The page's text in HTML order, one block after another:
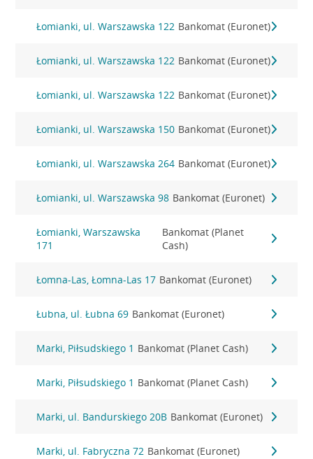
Łomianki, ul. Warszawska 122 Bankomat (Euronet)
Łomianki, ul. Warszawska 122 Bankomat (Euronet)
Łomianki, ul. Warszawska 122 Bankomat (Euronet)
Łomianki, ul. Warszawska 150 Bankomat (Euronet)
Łomianki, ul. Warszawska 264 Bankomat (Euronet)
Łomianki, ul. Warszawska 98 Bankomat (Euronet)
Łomianki, Warszawska
171
Bankomat (Planet
Cash)
Łomna-Las, Łomna-Las 17 Bankomat (Euronet)
Łubna, ul. Łubna 69 Bankomat (Euronet)
Marki, Piłsudskiego 1 Bankomat (Planet Cash)
Marki, Piłsudskiego 1 Bankomat (Planet Cash)
Marki, ul. Bandurskiego 20B Bankomat (Euronet)
Marki, ul. Fabryczna 72 Bankomat (Euronet)